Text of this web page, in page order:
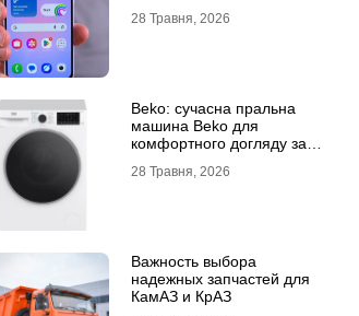
28 Травня, 2026
Beko: сучасна пральна
машина Beko для
комфортного догляду за
28 Травня, 2026
Важность выбора
надежных запчастей для
КамАЗ и КрАЗ